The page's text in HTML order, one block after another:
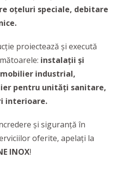
oțeluri speciale, debitare
proiectează și execută
instalații și
industrial,
pentru unități sanitare,
interioare.
și siguranță în
oferite, apelați la
INOX!